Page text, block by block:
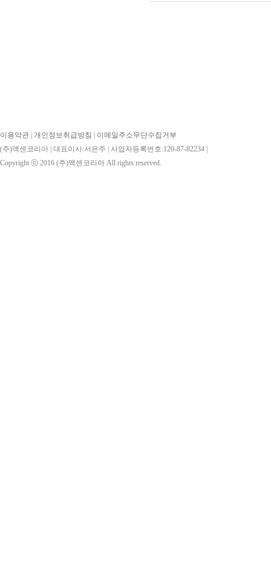
이용약관 개인정보취급방침
이메일주소무단수집거부
(주)액센코리아 | 대표이사:서은주 | 사업자등록번호:120-87-82234 |
Copyright ⓒ 2016 (주)액센코리아 All rights reserved.